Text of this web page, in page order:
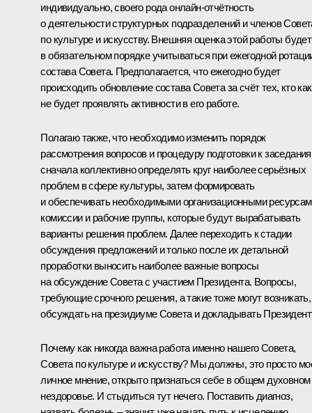
индивидуально, своего рода онлайн-отчётность
о деятельности структурных подразделений и членов
по культуре и искусству. Внешняя оценка этой работы будет
в обязательном порядке учитываться при ежегодной
состава Совета. Предполагается, что ежегодно будет
происходить обновление состава Совета за счёт тех, кто
не будет проявлять активности в его работе.
Полагаю также, что необходимо изменить порядок
рассмотрения вопросов и процедуру подготовки к
сначала коллективно определять круг наиболее серьёзных
проблем в сфере культуры, затем формировать
и обеспечивать необходимыми организационными
комиссии и рабочие группы, которые будут вырабатывать
варианты решения проблем. Далее переходить к стадии
обсуждения предложений и только после их детальной
проработки выносить наиболее важные вопросы
на обсуждение Совета с участием Президента. Вопросы,
требующие срочного решения, а такие тоже могут возникать,
обсуждать на президиуме Совета и докладывать
Почему как никогда важна работа именно нашего Совета,
Совета по культуре и искусству? Мы должны, это просто
личное мнение, открыто признаться себе в общем духовном
нездоровье. И стыдиться тут нечего. Поставить диагноз,